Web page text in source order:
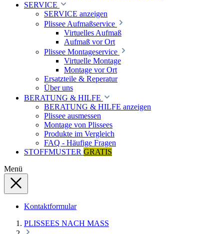
SERVICE
SERVICE anzeigen
Plissee Aufmaßservice
Virtuelles Aufmaß
Aufmaß vor Ort
Plissee Montageservice
Virtuelle Montage
Montage vor Ort
Ersatzteile & Reperatur
Über uns
BERATUNG & HILFE
BERATUNG & HILFE anzeigen
Plissee ausmessen
Montage von Plissees
Produkte im Vergleich
FAQ - Häufige Fragen
STOFFMUSTER GRATIS
Menü
Kontaktformular
PLISSEES NACH MASS